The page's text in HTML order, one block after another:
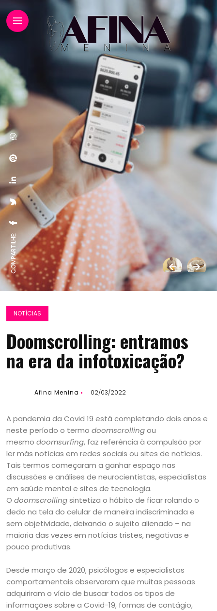
COMPARTILHE:
NOTÍCIAS
Doomscrolling: entramos
na era da infotoxicação?
Afina Menina 02/03/2022
A pandemia da Covid 19 está completando dois anos e
neste período o termodoomscrollingou
mesmodoomsurfing, faz referência à compulsão por
ler más notícias em redes sociais ou sites de notícias.
Tais termos começaram a ganhar espaço nas
discussões e análises de neurocientistas, especialistas
em saúde mental e sites de tecnologia.
Odoomscrollingsintetiza o hábito de ficar rolando o
dedo na tela do celular de maneira indiscriminada e
sem objetividade, deixando o sujeito alienado – na
maioria das vezes em notícias tristes, negativas e
pouco produtivas.
Desde março de 2020, psicólogos e especialistas
comportamentais observaram que muitas pessoas
adquiriram o vício de buscar todos os tipos de
informações sobre a Covid-19, formas de contágio,